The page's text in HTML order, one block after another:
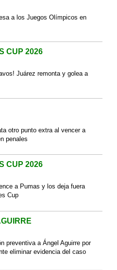
a los Juegos Olímpicos en
CUP 2026
Juárez remonta y golea a
otro punto extra al vencer a
penales
CUP 2026
a Pumas y los deja fuera
Cup
preventiva a Ángel Aguirre por
eliminar evidencia del caso